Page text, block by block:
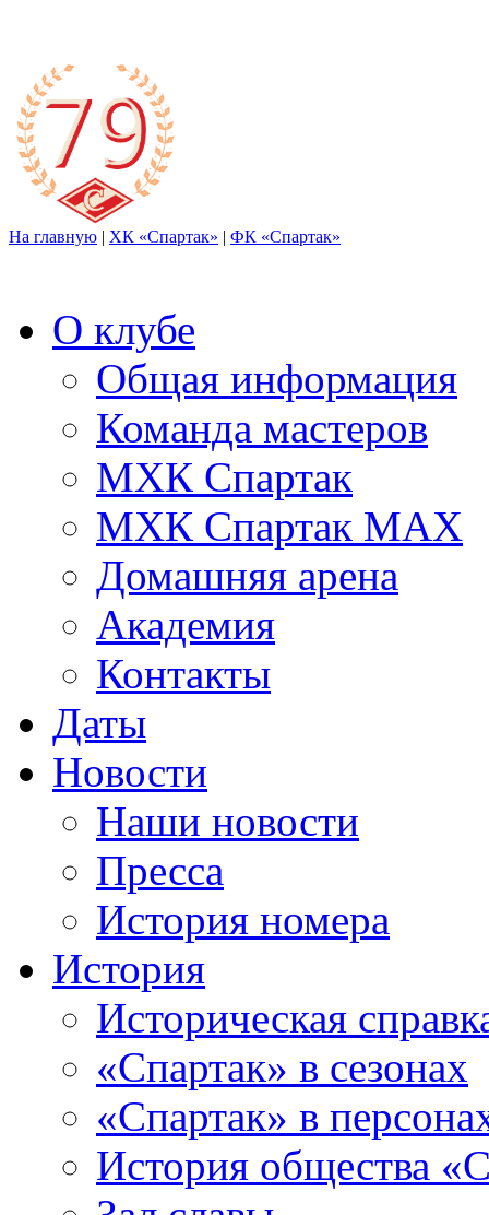
На главную | ХК «Спартак» | ФК «Спартак»
О клубе
Общая информация
Команда мастеров
МХК Спартак
МХК Спартак МАХ
Домашняя арена
Академия
Контакты
Даты
Новости
Наши новости
Пресса
История номера
История
Историческая
«Спартак» в сезонах
«Спартак» в
История общества